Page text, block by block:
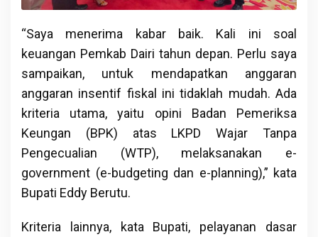
“Saya menerima kabar baik. Kali ini soal
keuangan Pemkab Dairi tahun depan. Perlu saya
sampaikan, untuk mendapatkan anggaran
anggaran insentif fiskal ini tidaklah mudah. Ada
kriteria utama, yaitu opini Badan Pemeriksa
Keungan (BPK) atas LKPD Wajar Tanpa
Pengecualian (WTP), melaksanakan e-
government (e-budgeting dan e-planning),” kata
Bupati Eddy Berutu.
Kriteria lainnya, kata Bupati, pelayanan dasar